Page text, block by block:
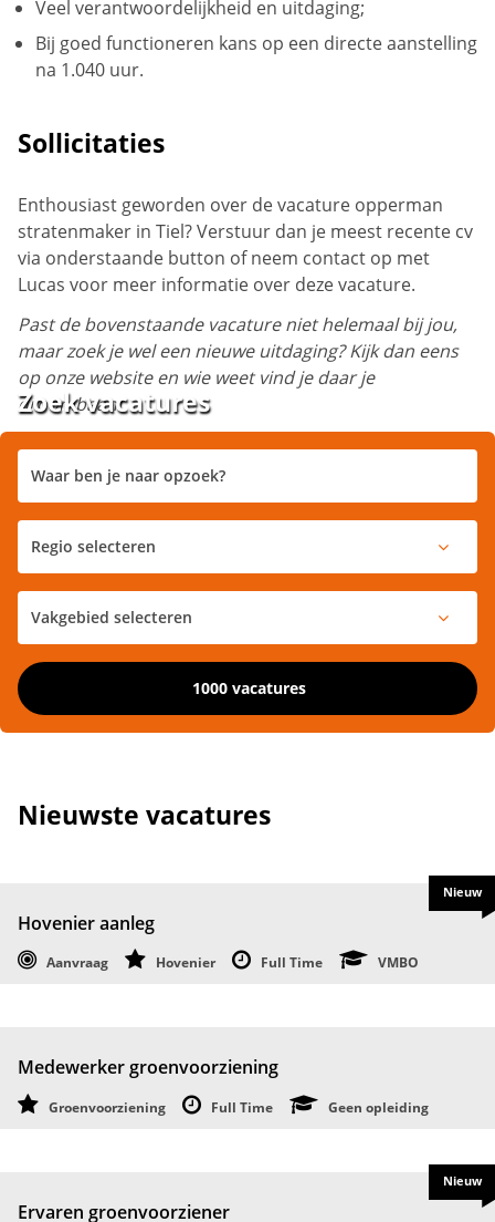
Veel verantwoordelijkheid en uitdaging;
Bij goed functioneren kans op een directe aanstelling
na 1.040 uur.
Sollicitaties
Enthousiast geworden over de vacature opperman
stratenmaker in Tiel? Verstuur dan je meest recente cv
via onderstaande button of neem contact op met
Lucas voor meer informatie over deze vacature.
Past de bovenstaande vacature niet helemaal bij jou,
maar zoek je wel een nieuwe uitdaging? Kijk dan eens
op onze website en wie weet vind je daar je
droombaan!
Zoek vacatures
1000 vacatures
Nieuwste vacatures
Hovenier aanleg
Aanvraag Hovenier Full Time VMBO
Nieuw
Medewerker groenvoorziening
Groenvoorziening Full Time Geen opleiding
Ervaren groenvoorziener
Nieuw